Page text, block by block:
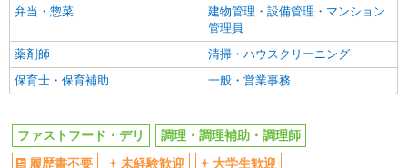
まかない・食事補助
社割・特典あり
研修制度あり
社員登用あり
高収入・高額
同じ職種から求人を探す
飲食・フード
ファストフード・デリ
調理・調理補助・調理師
弁当・惣菜
建物管理・設備管理・マンション
管理員
薬剤師
清掃・ハウスクリーニング
保育士・保育補助
一般・営業事務
ファストフード・デリ
調理・調理補助・調理師
履歴書不要
未経験歓迎
大学生歓迎